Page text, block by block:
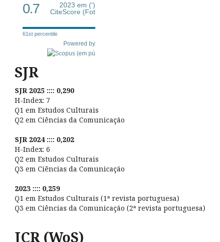
0.7
2023 em (')
CiteScore (Fot
61st percentile
Powered by
SJR
SJR 2025 :::: 0,290
H-Index: 7
Q1 em Estudos Culturais
Q2 em Ciências da Comunicação
SJR 2024 :::: 0,202
H-Index: 6
Q2 em Estudos Culturais
Q3 em Ciências da Comunicação
2023 :::: 0,259
Q1 em Estudos Culturais (1ª revista portuguesa)
Q3 em Ciências da Comunicação (2ª revista portuguesa)
JCR (WoS)